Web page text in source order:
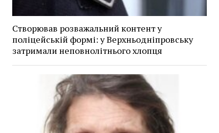
Створював розважальний контент у
поліцейській формі: у Верхньодніпровську
затримали неповнолітнього хлопця